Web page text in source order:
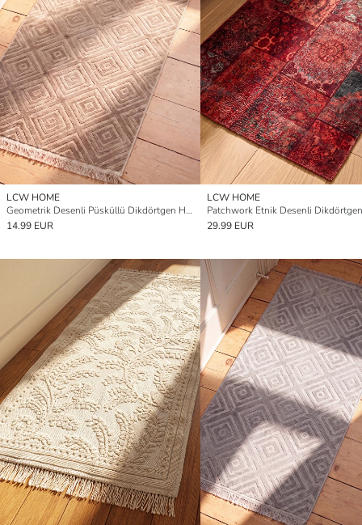
LCW HOME
Geometrik Desenli Püsküllü Dikdörtgen Halı 80x150 cm
14.99 EUR
LCW HOME
29.99 EUR